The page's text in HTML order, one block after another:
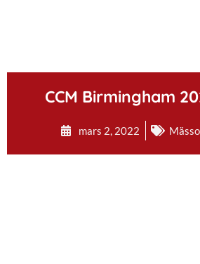
CCM Birmingham
mars 2, 2022